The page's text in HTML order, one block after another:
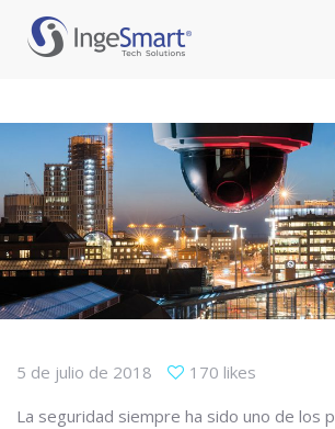
5 de julio de 2018
170 likes
La seguridad siempre ha sido uno de los